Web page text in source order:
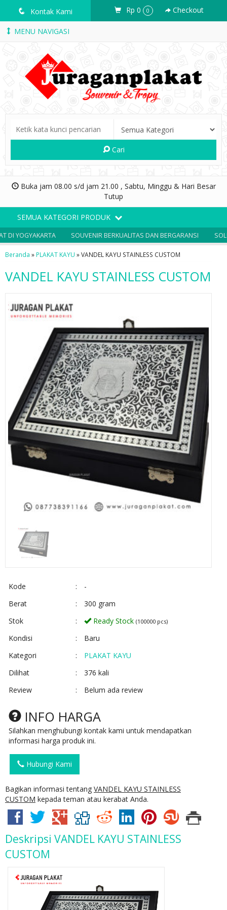
q Kontak Kami Rp 0 0 Checkout
MENU NAVIGASI
Cari
Buka jam 08.00 s/d jam 21.00 , Sabtu, Minggu & Hari Besar
Tutup
SEMUA KATEGORI PRODUK
YOGYAKARTA SOUVENIR BERKUALITAS DAN BERGARANSI
Beranda » PLAKAT KAYU »VANDEL KAYU STAINLESS CUSTOM
VANDEL KAYU STAINLESS CUSTOM
Kode :
-
Berat
:
300 gram
Stok
: Ready Stock (100000 pcs)
Kondisi :
Baru
Kategori
:
PLAKAT KAYU
Dilihat
:
376 kali
Review
: Belum ada review
INFO HARGA
Silahkan menghubungi kontak kami untuk mendapatkan
informasi harga produk ini.
Hubungi Kami
Bagikan informasi tentang VANDEL KAYU STAINLESS
CUSTOM kepada teman atau kerabat Anda.
Deskripsi VANDEL KAYU STAINLESS
CUSTOM